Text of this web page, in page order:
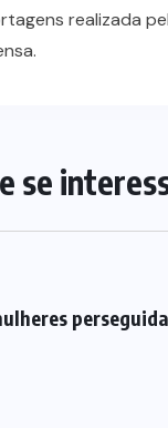
realizada
se